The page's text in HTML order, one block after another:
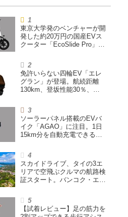
東京大学発のベンチャーが開
発した約20万円の国産EVス
クーター「EcoSlide Pro」が
免許いらない四輪EV「エレ
グラン」が登場。航続距離
130km、登坂性能30％、
備えた特定小型原付
ソーラーパネル搭載のEVバ
イク「AGAO」に注目。1日
15km分を自動充電できる
スカイドライブ、タイの3エ
リアで空飛ぶクルマの航路検
証スタート。バンコク・エア
指す
【試着レビュー】足の筋力を